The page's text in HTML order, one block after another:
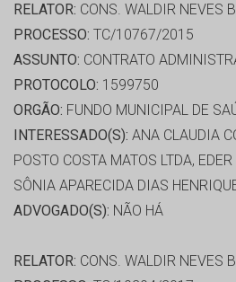
RELATOR: CONS. WALDIR NEVES
PROCESSO: TC/10767/2015
ASSUNTO: CONTRATO
PROTOCOLO: 1599750
ORGÃO: FUNDO MUNICIPAL DE
INTERESSADO(S): ANA CLAUDIA
POSTO COSTA MATOS LTDA,
SÔNIA APARECIDA DIAS
ADVOGADO(S): NÃO HÁ
RELATOR: CONS. WALDIR NEVES